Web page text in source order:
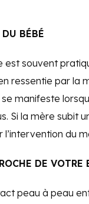
BÉBÉ
est souvent
ressentie par la
manifeste
Si la mère subit
du
DE VOTRE
peau à peau